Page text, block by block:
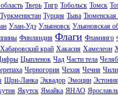
Тверь Тигр Тобольск Томск
Туркменистан Турция Тыва Тюменская
Улан-Удэ Ульяновск Ульяновская
Финляндия Флаги Фламинго
Хабаровский край Хакасия Хамелеон
Цыпленок Чад Части тела
Черногория Чехия Чечня Чили
Шри-Ланка Эквадор Эмоции Эстония
Якутск Ямайка ЯНАО Ярославль